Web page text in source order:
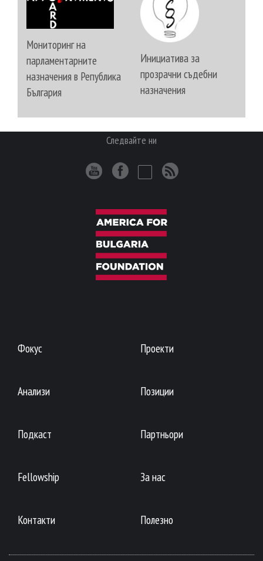
Мониторинг на
парламентарните
назначения в Република
България
Инициатива за
прозрачни съдебни
назначения
Следвайте ни
Фокус Проекти
Анализи Позиции
Подкаст Партньори
Fellowship За нас
Контакти Полезно